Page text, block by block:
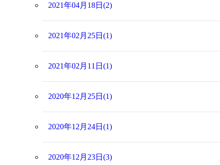
2021年04月18日(2)
2021年02月25日(1)
2021年02月11日(1)
2020年12月25日(1)
2020年12月24日(1)
2020年12月23日(3)